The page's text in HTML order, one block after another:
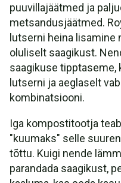
puuvillajäätmed ja
metsandusjäätmed.
lutserni heina lisamine
oluliselt saagikust.
saagikuse tipptaseme,
lutserni ja aeglaselt
kombinatsiooni.
Iga kompostitootja
"kuumaks" selle
tõttu. Kuigi nende
parandada saagikust,